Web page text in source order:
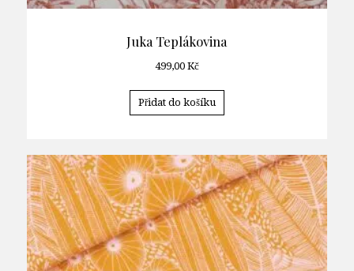
Juka Teplákovina
499,00 Kč
Přidat do košíku